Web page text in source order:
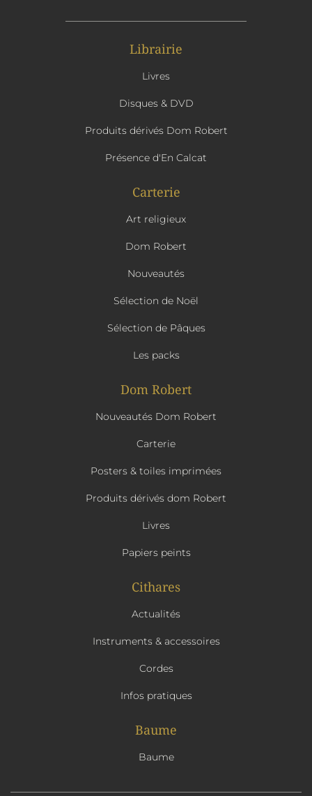
Librairie
Livres
Disques & DVD
Produits dérivés Dom Robert
Présence d'En Calcat
Carterie
Art religieux
Dom Robert
Nouveautés
Sélection de Noël
Sélection de Pâques
Les packs
Dom Robert
Nouveautés Dom Robert
Carterie
Posters & toiles imprimées
Produits dérivés dom Robert
Livres
Papiers peints
Cithares
Actualités
Instruments & accessoires
Cordes
Infos pratiques
Baume
Baume